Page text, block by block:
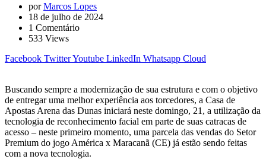
porMarcos Lopes
18 de julho de 2024
1 Comentário
533 Views
Facebook TwitterYoutube LinkedIn Whatsapp Cloud
Buscando sempre a modernização de sua estrutura e com o objetivo
de entregar uma melhor experiência aos torcedores, a Casa de
Apostas Arena das Dunas iniciará neste domingo, 21, a utilização da
tecnologia de reconhecimento facial em parte de suas catracas de
acesso – neste primeiro momento, uma parcela das vendas do Setor
Premium do jogo América x Maracanã (CE) já estão sendo feitas
com a nova tecnologia.